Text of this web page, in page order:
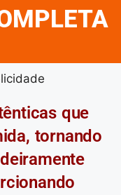
que
tornando